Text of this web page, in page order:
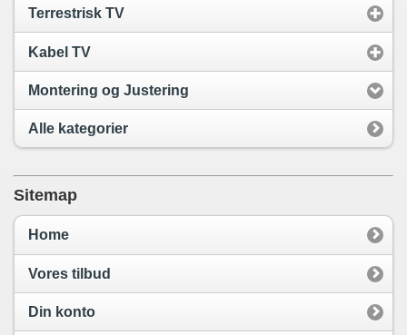
Terrestrisk TV
Kabel TV
Montering og Justering
Alle kategorier
Sitemap
Home
Vores tilbud
Din konto